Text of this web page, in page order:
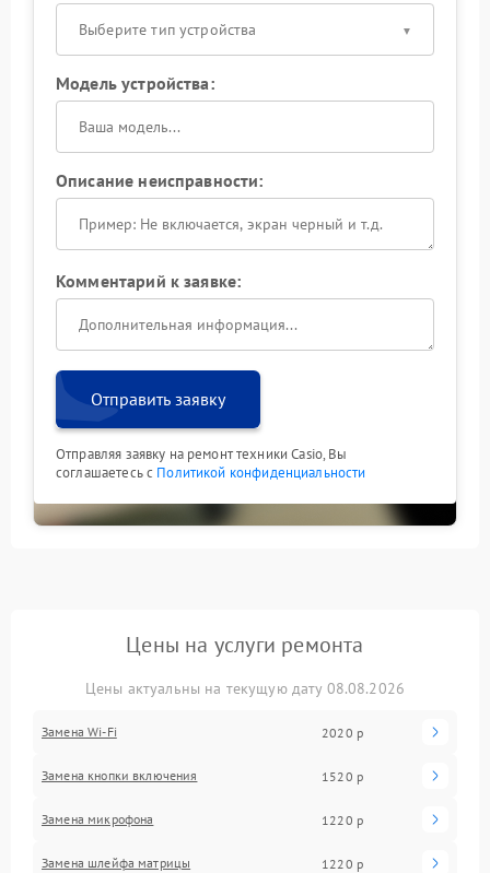
Выберите тип устройства
Модель устройства:
Описание неисправности:
Комментарий к заявке:
Отправить заявку
Отправляя заявку на ремонт техники Casio, Вы
соглашаетесь с Политикой конфиденциальности
Цены на услуги ремонта
Цены актуальны на текущую дату 08.08.2026
Замена Wi-Fi 2020 р
Замена кнопки включения 1520 р
Замена микрофона 1220 р
Замена шлейфа матрицы 1220 р